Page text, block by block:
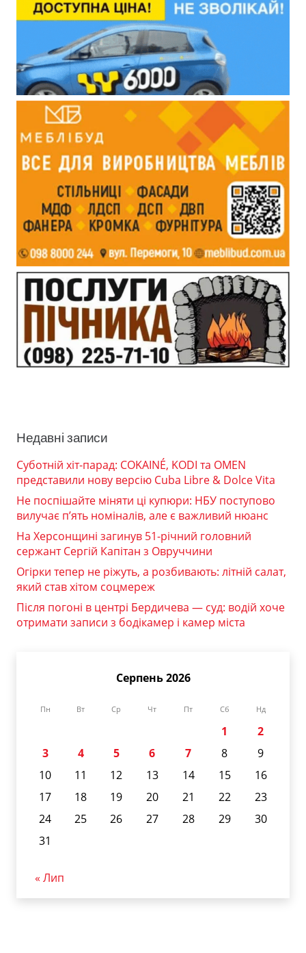
Недавні записи
Суботній хіт-парад: COKAINÉ, KODI та OMEN
представили нову версію Cuba Libre & Dolce Vita
Не поспішайте міняти ці купюри: НБУ поступово
вилучає п’ять номіналів, але є важливий нюанс
На Херсонщині загинув 51-річний головний
сержант Сергій Капітан з Овруччини
Огірки тепер не ріжуть, а розбивають: літній салат,
який став хітом соцмереж
Після погоні в центрі Бердичева — суд: водій хоче
отримати записи з бодікамер і камер міста
Серпень 2026
Пн Вт Ср Чт Пт Сб Нд
1
2
3
4 5 6 7 8
9
10
11 12 13 14 15
16
17
18 19 20 21 22
23
24
25 26 27 28 29
30
31
« Лип